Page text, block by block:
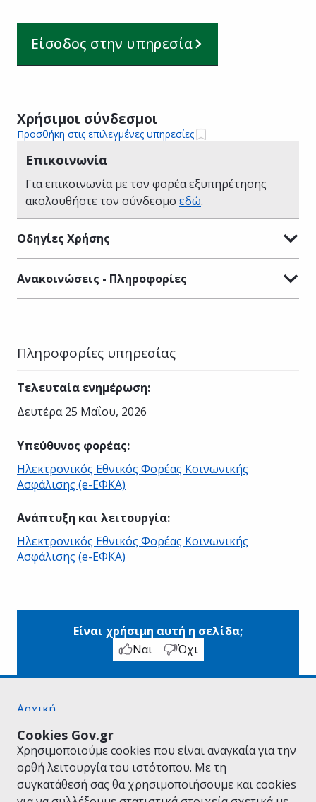
Cookies Gov.gr
Χρησιμοποιούμε cookies που είναι αναγκαία για την
ορθή λειτουργία του ιστότοπου. Με τη
συγκατάθεσή σας θα χρησιμοποιήσουμε και cookies
Είσοδος στην υπηρεσία
Χρήσιμοι σύνδεσμοι
Προσθήκη στις επιλεγμένες υπηρεσίες
Επικοινωνία
Για επικοινωνία με τον φορέα εξυπηρέτησης
ακολουθήστε τον σύνδεσμο εδώ.
Οδηγίες Χρήσης
Ανακοινώσεις - Πληροφορίες
Πληροφορίες υπηρεσίας
Τελευταία ενημέρωση:
Δευτέρα 25 Μαΐου, 2026
Υπεύθυνος φορέας:
Ηλεκτρονικός Εθνικός Φορέας Κοινωνικής
Ασφάλισης (e-ΕΦΚΑ)
Ανάπτυξη και λειτουργία:
Ηλεκτρονικός Εθνικός Φορέας Κοινωνικής
Ασφάλισης (e-ΕΦΚΑ)
Είναι χρήσιμη αυτή η σελίδα;
Ναι
Όχι
Αρχική
Όροι Χρήσης
Πολιτική Απορρήτου
Δήλωση προσβασιμότητας
Πολιτική cookies